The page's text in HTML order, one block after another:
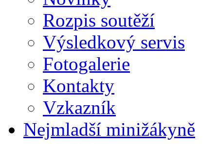
Rozpis soutěží
Výsledkový servis
Fotogalerie
Kontakty
Vzkazník
Nejmladší minižákyně